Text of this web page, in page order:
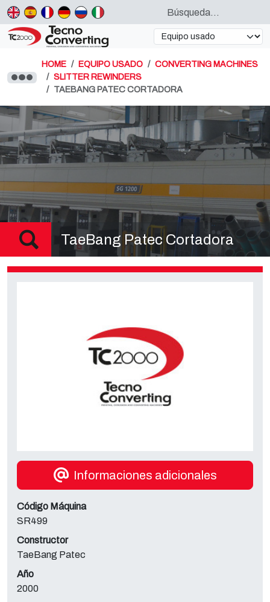
HOME EQUIPO USADO
CONVERTING MACHINES
SLITTER REWINDERS
TAEBANG PATEC CORTADORA
TaeBang Patec Cortadora
Informaciones adicionales
Código Máquina
SR499
Constructor
TaeBang Patec
Año
2000